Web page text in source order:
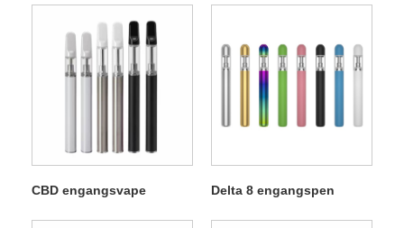
CBD engangsvape Delta 8 engangspen